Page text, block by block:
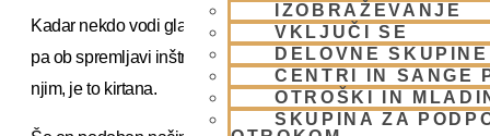
IZOBRAŽEVANJE
VKLJUČI SE
DELOVNE SKUPINE
CENTRI IN SANGE
OTROŠKI IN
SKUPINA ZA
Kadar nekdo vodi glasno petje mantre Hare Krišna, ostali
pa ob spremljavi inštrumentov plešejo in ponavljajo za
njim, je to kirtana.